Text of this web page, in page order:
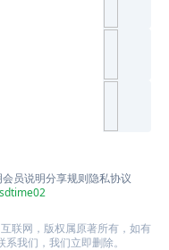
会员说明分享规则隐私协议
sdtime02
联网，版权属原著所有，如有
我们，我们立即删除。